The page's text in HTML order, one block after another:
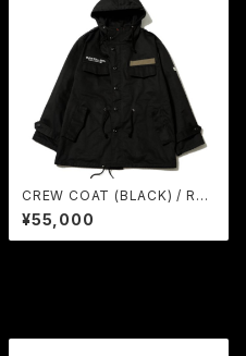
CREW COAT (BLACK) / RU
DE GALLERY
¥55,000